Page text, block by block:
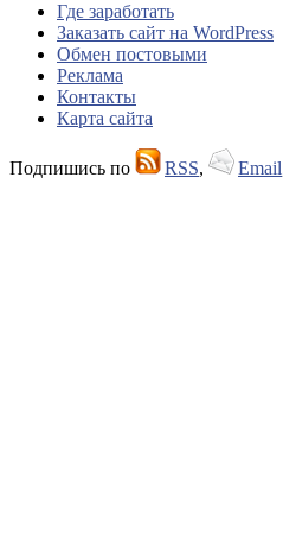
Где заработать
Заказать сайт на WordPress
Обмен постовыми
Реклама
Контакты
Карта сайта
Подпишись по RSS, Email